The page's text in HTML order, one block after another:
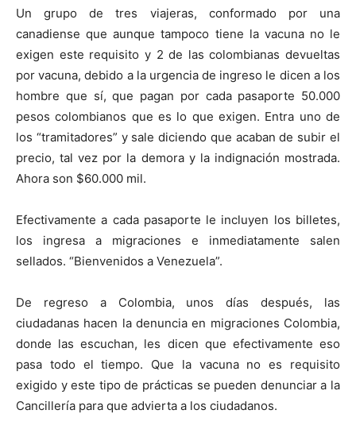
Un grupo de tres viajeras, conformado por una
canadiense que aunque tampoco tiene la vacuna no le
exigen este requisito y 2 de las colombianas devueltas
por vacuna, debido a la urgencia de ingreso le dicen a los
hombre que sí, que pagan por cada pasaporte 50.000
pesos colombianos que es lo que exigen. Entra uno de
los “tramitadores” y sale diciendo que acaban de subir el
precio, tal vez por la demora y la indignación mostrada.
Ahora son $60.000 mil.
Efectivamente a cada pasaporte le incluyen los billetes,
los ingresa a migraciones e inmediatamente salen
sellados. “Bienvenidos a Venezuela”.
De regreso a Colombia, unos días después, las
ciudadanas hacen la denuncia en migraciones Colombia,
donde las escuchan, les dicen que efectivamente eso
pasa todo el tiempo. Que la vacuna no es requisito
exigido y este tipo de prácticas se pueden denunciar a la
Cancillería para que advierta a los ciudadanos.